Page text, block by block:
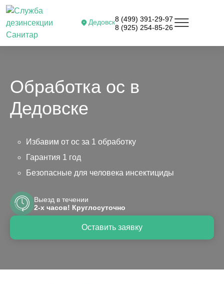
Дедовск8 (499) 391-29-97
8 (925) 254-85-26
Обработка ос в
Дедовске
Избавим от ос за 1 обработку
Гарантия 1 год
Безопасные для человека инсектициды
Оставить заявку
Выезд в течении
2-х часов! Круглосуточно